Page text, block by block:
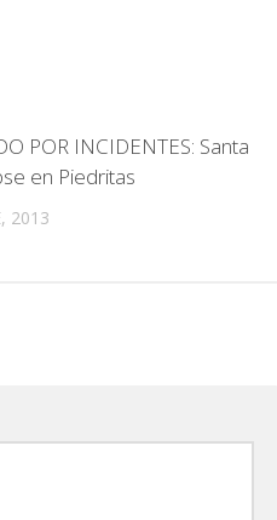
POR INCIDENTES: Santa
en Piedritas
2013